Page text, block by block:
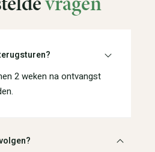
2 weken na ontvangst